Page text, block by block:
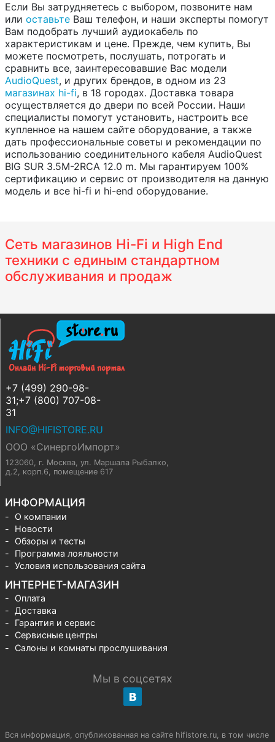
Если Вы затрудняетесь с выбором, позвоните нам
или оставьте Ваш телефон, и наши эксперты помогут
Вам подобрать лучший аудиокабель по
характеристикам и цене. Прежде, чем купить, Вы
можете посмотреть, послушать, потрогать и
сравнить все, заинтересовавшие Вас модели
AudioQuest, и других брендов, в одном из 23
магазинах hi-fi, в 18 городах. Доставка товара
осуществляется до двери по всей России. Наши
специалисты помогут установить, настроить все
купленное на нашем сайте оборудование, а также
дать профессиональные советы и рекомендации по
использованию соединительного кабеля AudioQuest
BIG SUR 3.5M-2RCA 12.0 m. Мы гарантируем 100%
сертификацию и сервис от производителя на данную
модель и все hi-fi и hi-end оборудование.
Сеть магазинов Hi-Fi и High End
техники с единым стандартном
обслуживания и продаж
+7 (499) 290-98-
31;+7 (800) 707-08-
31
INFO@HIFISTORE.RU
ООО «СинергоИмпорт»
123060, г. Москва, ул. Маршала Рыбалко,
д.2, корп.6, помещение 617
ИНФОРМАЦИЯ
О компании
Новости
Обзоры и тесты
Программа лояльности
Условия использования сайта
ИНТЕРНЕТ-МАГАЗИН
Оплата
Доставка
Гарантия и сервис
Сервисные центры
Салоны и комнаты прослушивания
Мы в соцсетях
Вся информация, опубликованная на сайте hifistore.ru, в том числе